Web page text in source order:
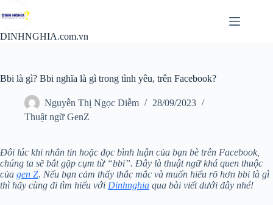
đến
nội
DINHNGHIA.com.vn
Bbi là gì? Bbi nghĩa là gì trong tình yêu, trên Facebook?
Nguyễn Thị Ngọc Diễm
28/09/2023
Thuật ngữ GenZ
Đôi lúc khi nhắn tin hoặc đọc bình luận của bạn bè trên Facebook,
chúng ta sẽ bắt gặp cụm từ “bbi”. Đây là thuật ngữ khá quen thuộc
của gen Z. Nếu bạn cảm thấy thắc mắc và muốn hiểu rõ hơn bbi là gì
thì hãy cùng đi tìm hiểu với Dinhnghia qua bài viết dưới đây nhé!